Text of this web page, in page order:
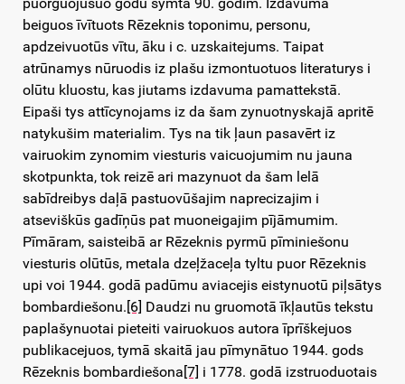
puorguojušuo godu symta 90. godim. Izdavuma
beiguos īvītuots Rēzeknis toponimu, personu,
apdzeivuotūs vītu, āku i c. uzskaitejums. Taipat
atrūnamys nūruodis iz plašu izmontuotuos literaturys i
olūtu kluostu, kas jiutams izdavuma pamattekstā.
Eipaši tys attīcynojams iz da šam zynuotnyskajā apritē
natykušim materialim. Tys na tik ļaun pasavērt iz
vairuokim zynomim viesturis vaicuojumim nu jauna
skotpunkta, tok reizē ari mazynuot da šam lelā
sabīdreibys daļā pastuovūšajim naprecizajim i
atseviškūs gadīņūs pat muoneigajim pījāmumim.
Pīmāram, saisteibā ar Rēzeknis pyrmū pīminiešonu
viesturis olūtūs, metala dzeļžaceļa tyltu puor Rēzeknis
upi voi 1944. godā padūmu aviacejis eistynuotū piļsātys
bombardiešonu. [6] Daudzi nu gruomotā īkļautūs tekstu
paplašynuotai pieteiti vairuokuos autora īprīškejuos
publikacejuos, tymā skaitā jau pīmynātuo 1944. gods
Rēzeknis bombardiešona [7] i 1778. godā izstruoduotais